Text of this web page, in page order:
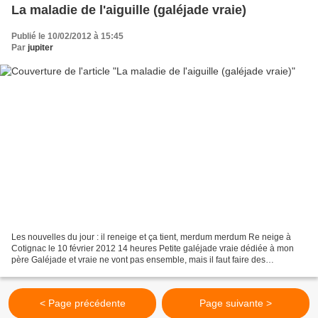
La maladie de l'aiguille (galéjade vraie)
Publié le 10/02/2012 à 15:45
Par jupiter
Les nouvelles du jour : il reneige et ça tient, merdum merdum Re neige à
Cotignac le 10 février 2012 14 heures Petite galéjade vraie dédiée à mon
père Galéjade et vraie ne vont pas ensemble, mais il faut faire des
< Page précédente Page suivante >